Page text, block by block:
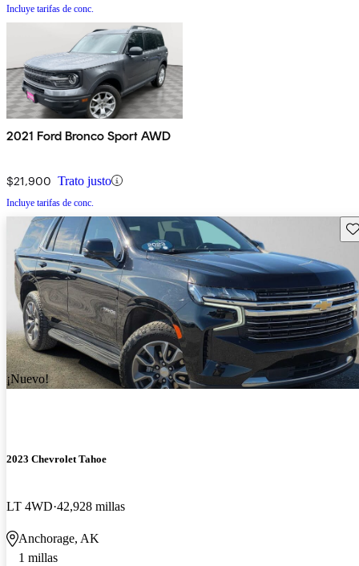
Incluye tarifas de conc.
2021 Ford Bronco Sport AWD
$21,900 Trato justo
Incluye tarifas de conc.
¡Nuevo!
2023 Chevrolet Tahoe
LT 4WD 42,928 millas
Anchorage, AK
1 millas